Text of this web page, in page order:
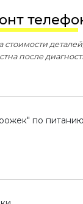
стоимости
после
по питанию